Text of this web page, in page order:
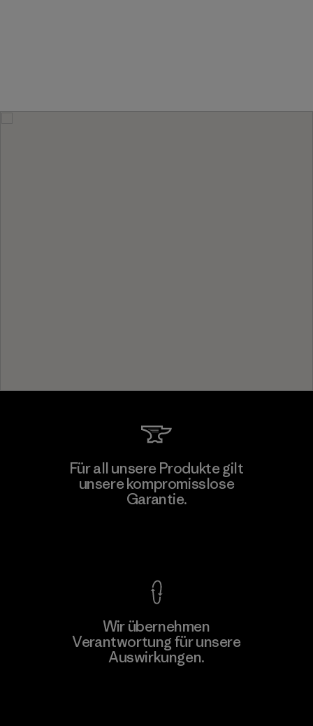
Für all unsere Produkte gilt
unsere kompromisslose
Garantie.
Wir übernehmen
Verantwortung für unsere
Auswirkungen.